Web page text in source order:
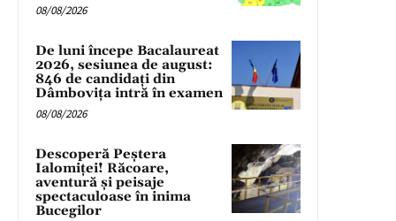
08/08/2026
De luni începe Bacalaureat
2026, sesiunea de august:
846 de candidați din
Dâmbovița intră în examen
08/08/2026
Descoperă Peștera
Ialomiței! Răcoare,
aventură și peisaje
spectaculoase în inima
Bucegilor